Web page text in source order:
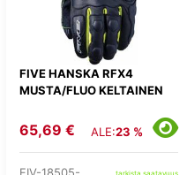
FIVE HANSKA RFX4
MUSTA/FLUO KELTAINEN
65,69 € ALE:23 %